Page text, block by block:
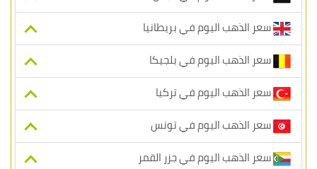
سعر الذهب اليوم في بريطانيا
سعر الذهب اليوم في بلجيكا
سعر الذهب اليوم في تركيا
سعر الذهب اليوم في تونس
سعر الذهب اليوم في جزر القمر